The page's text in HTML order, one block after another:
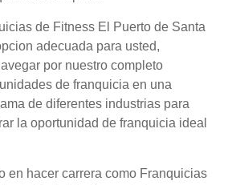
de Fitness El Puerto de Santa
adecuada para usted,
por nuestro completo
de franquicia en una
de diferentes industrias para
la oportunidad de franquicia ideal
en hacer carrera como Franquicias